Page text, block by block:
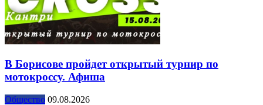
В Борисове пройдет открытый турнир по
мотокроссу. Афиша
Общество 09.08.2026